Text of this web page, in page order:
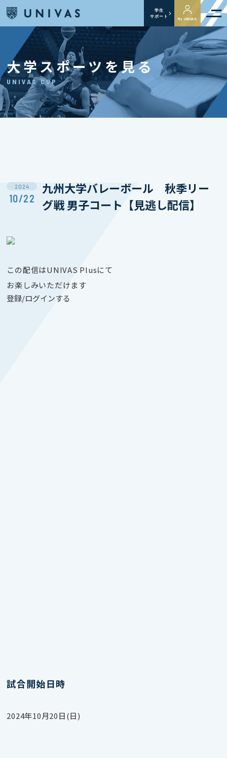
学生
サポート
My UNIVAS
大学スポーツを見る
UNIVAS CUP
2024
10/22
九州大学バレーボール 秋季リー
グ戦 男子コート【見逃し配信】
この配信はUNIVAS Plusにて
お楽しみいただけます
登録/ログインする
試合開始日時
2024年10月20日(日)